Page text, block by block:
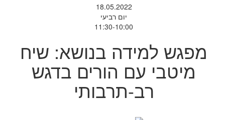
18.05.2022
יום רביעי
11:30-10:00
מפגש למידה בנושא: שיח
מיטבי עם הורים בדגש
רב-תרבותי